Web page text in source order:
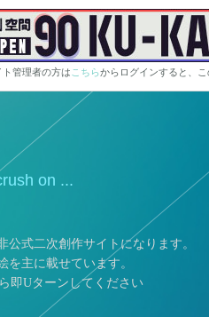
管理者の方は こちらからログインすると、こ
on ...
公式二次創作サイトになります。
を主に載せています。
即Uターンしてください